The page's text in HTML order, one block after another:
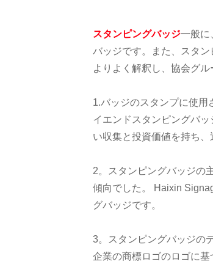
スタンピングバッジ一般に
バッジです。また、スタ
よりよく解釈し、協会グ
1.バッジのスタンプに使用
イエンドスタンピングバ
い収集と投資価値を持ち、
2。スタンピングバッジの
傾向でした。 Haixin
グバッジです。
3。スタンピングバッジの
企業の商標ロゴのロゴに